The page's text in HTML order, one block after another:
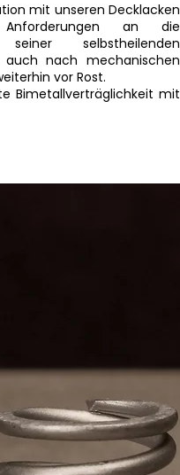
mit unseren Decklacken
an die
seiner selbstheilenden
nach mechanischen
vor Rost.
Bimetallverträglichkeit mit